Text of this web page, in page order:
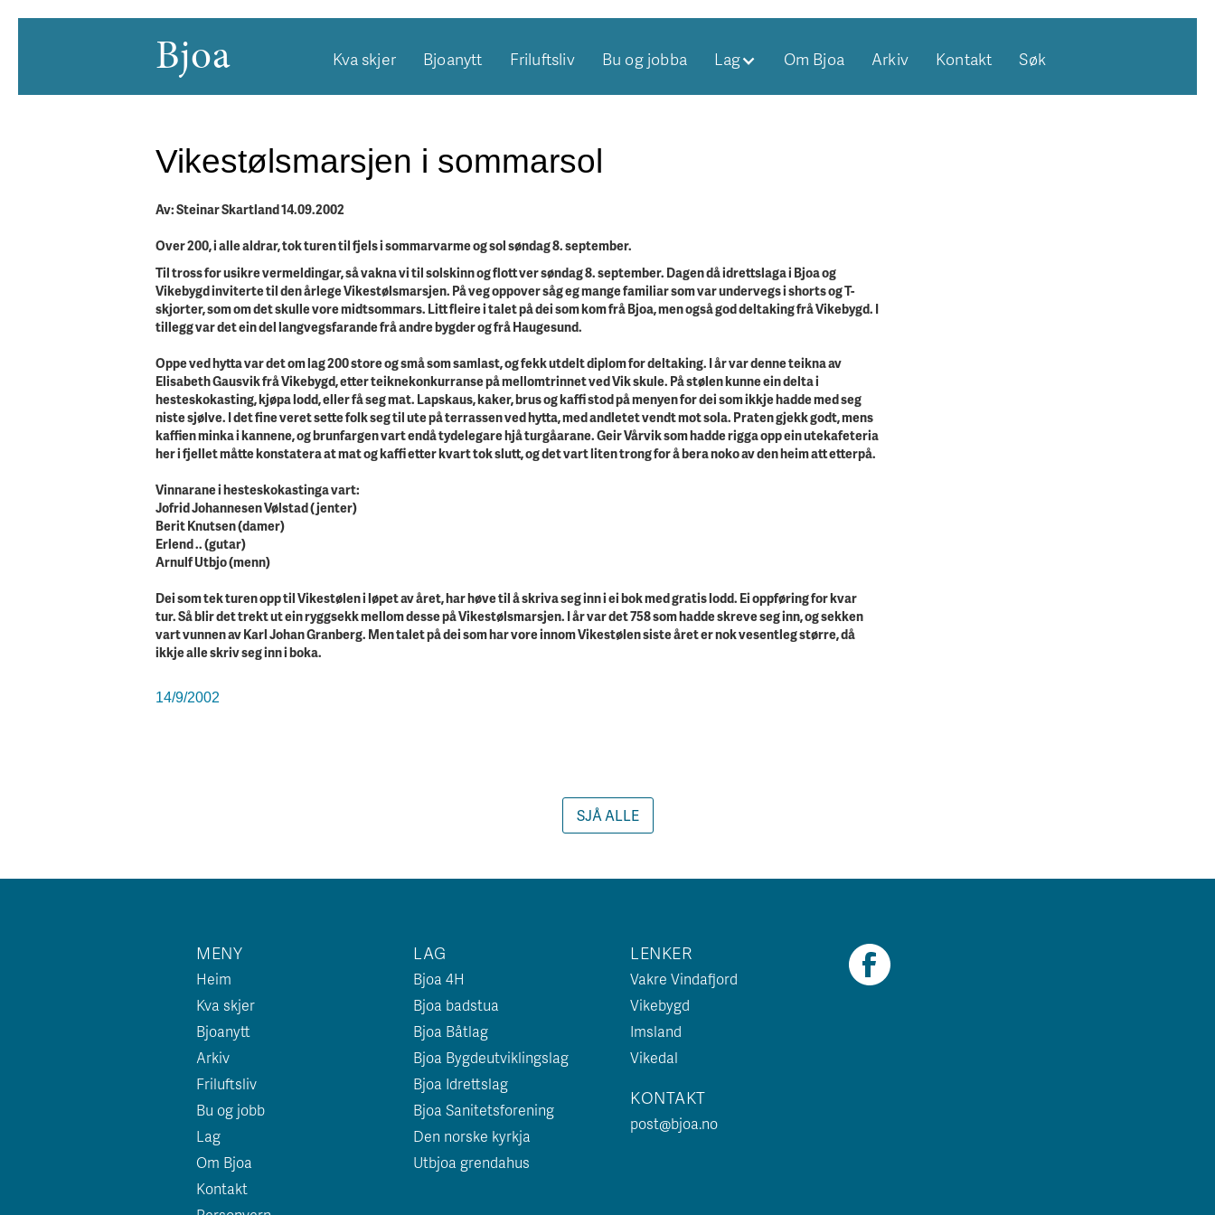
Bjoa Kva skjer Bjoanytt Friluftsliv Bu og jobba Lag Om Bjoa Arkiv Kontakt Søk
Vikestølsmarsjen i sommarsol
Av: Steinar Skartland 14.09.2002
Over 200, i alle aldrar, tok turen til fjels i sommarvarme og sol søndag 8. september.
Til tross for usikre vermeldingar, så vakna vi til solskinn og flott ver søndag 8. september. Dagen då idrettslaga i Bjoa og
Vikebygd inviterte til den årlege Vikestølsmarsjen. På veg oppover såg eg mange familiar som var undervegs i shorts og T-
skjorter, som om det skulle vore midtsommars. Litt fleire i talet på dei som kom frå Bjoa, men også god deltaking frå Vikebygd. I
tillegg var det ein del langvegsfarande frå andre bygder og frå Haugesund.
Oppe ved hytta var det om lag 200 store og små som samlast, og fekk utdelt diplom for deltaking. I år var denne teikna av
Elisabeth Gausvik frå Vikebygd, etter teiknekonkurranse på mellomtrinnet ved Vik skule. På stølen kunne ein delta i
hesteskokasting, kjøpa lodd, eller få seg mat. Lapskaus, kaker, brus og kaffi stod på menyen for dei som ikkje hadde med seg
niste sjølve. I det fine veret sette folk seg til ute på terrassen ved hytta, med andletet vendt mot sola. Praten gjekk godt, mens
kaffien minka i kannene, og brunfargen vart endå tydelegare hjå turgåarane. Geir Vårvik som hadde rigga opp ein utekafeteria
her i fjellet måtte konstatera at mat og kaffi etter kvart tok slutt, og det vart liten trong for å bera noko av den heim att etterpå.
Vinnarane i hesteskokastinga vart:
Jofrid Johannesen Vølstad (jenter)
Berit Knutsen (damer)
Erlend .. (gutar)
Arnulf Utbjo (menn)
Dei som tek turen opp til Vikestølen i løpet av året, har høve til å skriva seg inn i ei bok med gratis lodd. Ei oppføring for kvar
tur. Så blir det trekt ut ein ryggsekk mellom desse på Vikestølsmarsjen. I år var det 758 som hadde skreve seg inn, og sekken
vart vunnen av Karl Johan Granberg. Men talet på dei som har vore innom Vikestølen siste året er nok vesentleg større, då
ikkje alle skriv seg inn i boka.
14/9/2002
SJÅ ALLE
MENY
Heim
Kva skjer
Bjoanytt
Arkiv
Friluftsliv
Bu og jobb
Lag
Om Bjoa
Kontakt
LAG
Bjoa 4H
Bjoa badstua
Bjoa Båtlag
Bjoa Bygdeutviklingslag
Bjoa Idrettslag
Bjoa Sanitetsforening
Den norske kyrkja
Utbjoa grendahus
LENKER
Vakre Vindafjord
Vikebygd
Imsland
Vikedal
KONTAKT
post@bjoa.no